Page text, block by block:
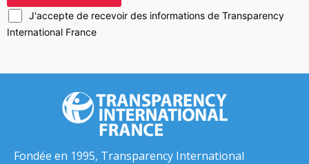
J'accepte de recevoir des informations de Transparency
International France
Fondée en 1995, Transparency International